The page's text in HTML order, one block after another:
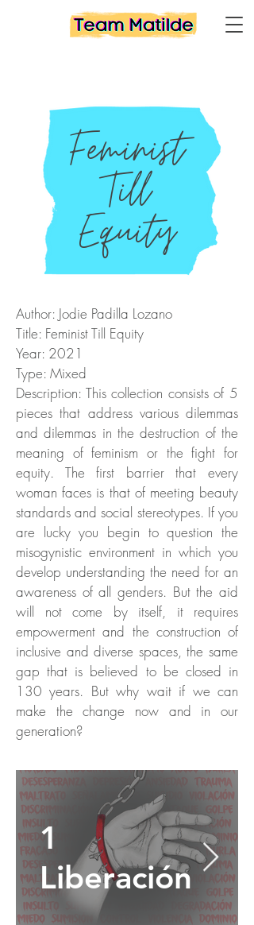
Feminist
Till
Equity
Author: Jodie Padilla Lozano
Title: Feminist Till Equity
Year: 2021
Type: Mixed
Description: This collection consists of 5
pieces that address various dilemmas
and dilemmas in the destruction of the
meaning of feminism or the fight for
equity. The first barrier that every
woman faces is that of meeting beauty
standards and social stereotypes. If you
are lucky you begin to question the
misogynistic environment in which you
develop understanding the need for an
awareness of all genders. But the aid
will not come by itself, it requires
empowerment and the construction of
inclusive and diverse spaces, the same
gap that is believed to be closed in
130 years. But why wait if we can
make the change now and in our
generation?
1
Liberación